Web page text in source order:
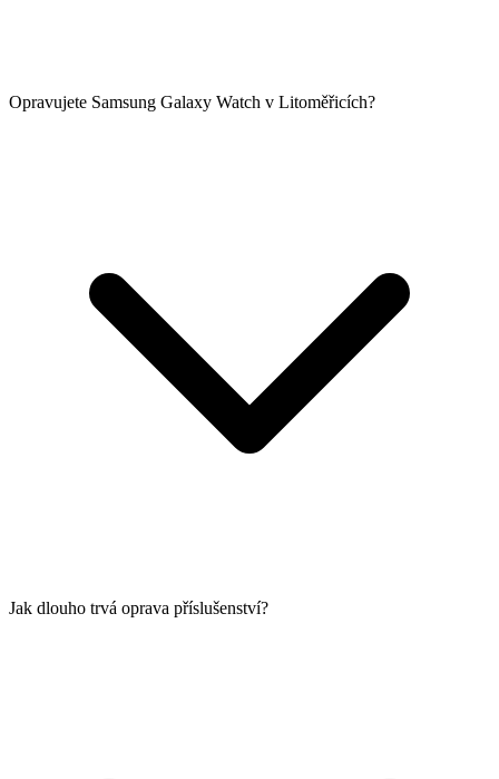
Opravujete Samsung Galaxy Watch v Litoměřicích?
Jak dlouho trvá oprava příslušenství?